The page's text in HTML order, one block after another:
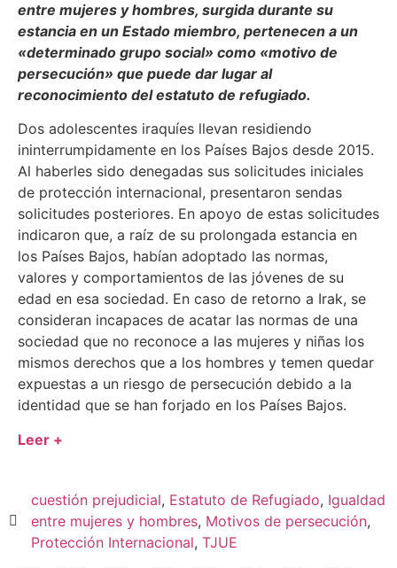
entre mujeres y hombres, surgida durante su
estancia en un Estado miembro, pertenecen a un
«determinado grupo social» como «motivo de
persecución» que puede dar lugar al
reconocimiento del estatuto de refugiado.
Dos adolescentes iraquíes llevan residiendo
ininterrumpidamente en los Países Bajos desde 2015.
Al haberles sido denegadas sus solicitudes iniciales
de protección internacional, presentaron sendas
solicitudes posteriores. En apoyo de estas solicitudes
indicaron que, a raíz de su prolongada estancia en
los Países Bajos, habían adoptado las normas,
valores y comportamientos de las jóvenes de su
edad en esa sociedad. En caso de retorno a Irak, se
consideran incapaces de acatar las normas de una
sociedad que no reconoce a las mujeres y niñas los
mismos derechos que a los hombres y temen quedar
expuestas a un riesgo de persecución debido a la
identidad que se han forjado en los Países Bajos.
Leer +
cuestión prejudicial, Estatuto de Refugiado, Igualdad
entre mujeres y hombres, Motivos de persecución,
Protección Internacional, TJUE